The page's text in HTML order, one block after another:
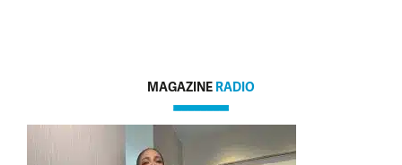
MAGAZINE RADIO